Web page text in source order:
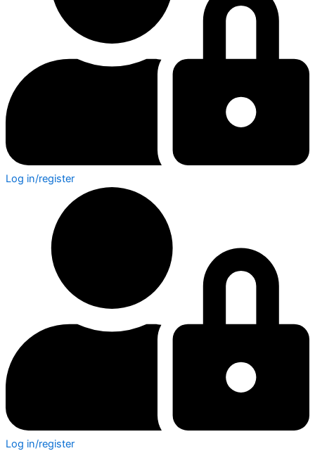
Log in/register
Log in/register